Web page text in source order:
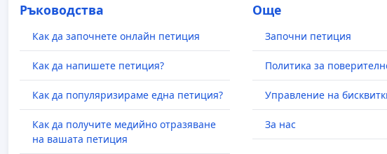
Ръководства
Как да започнете онлайн петиция
Как да напишете петиция?
Как да популяризираме една петиция?
Как да получите медийно отразяване
на вашата петиция
Още
Започни петиция
Политика за
Управление на
За нас